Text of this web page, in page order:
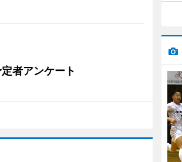
者アンケート